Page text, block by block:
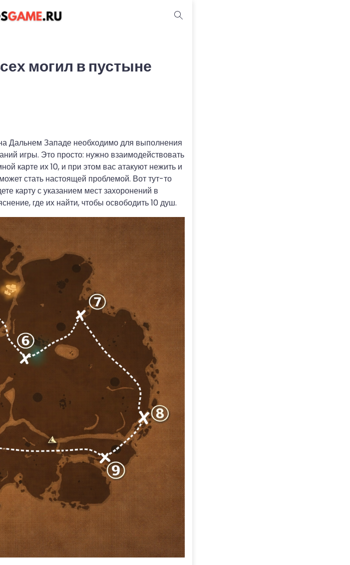
могил в пустыне
Дальнем Западе необходимо для выполнения
игры. Это просто: нужно взаимодействовать
карте их 10, и при этом вас атакуют нежить и
стать настоящей проблемой. Вот тут-то
карту с указанием мест захоронений в
где их найти, чтобы освободить 10 душ.